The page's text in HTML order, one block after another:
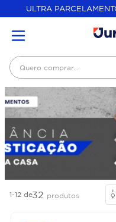
ULTRA
Quero comprar...
1-12 de32 produtos